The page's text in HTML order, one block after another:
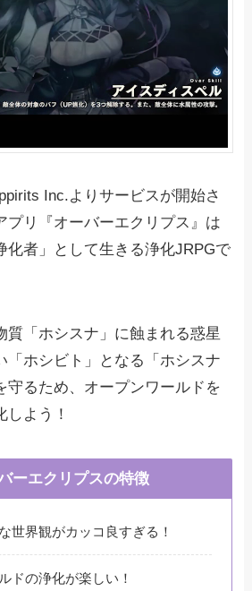
Inc.よりサービスが開始さ
プリ『オーバーエクリプス』は
化者」として生きる浄化JRPGで
質「ホシスナ」に蝕まれる惑星
「ホシビト」となる「ホシスナ
守るため、オープンワールドを
よう！
ーエクリプスの特徴
世界観がカッコ良すぎる！
ドの浄化が楽しい！